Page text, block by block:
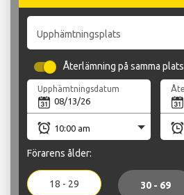
Upphämtningsplats
Återlämning på samma plats
Upphämtningsdatum
Förarens ålder:
18 - 29 30 - 69